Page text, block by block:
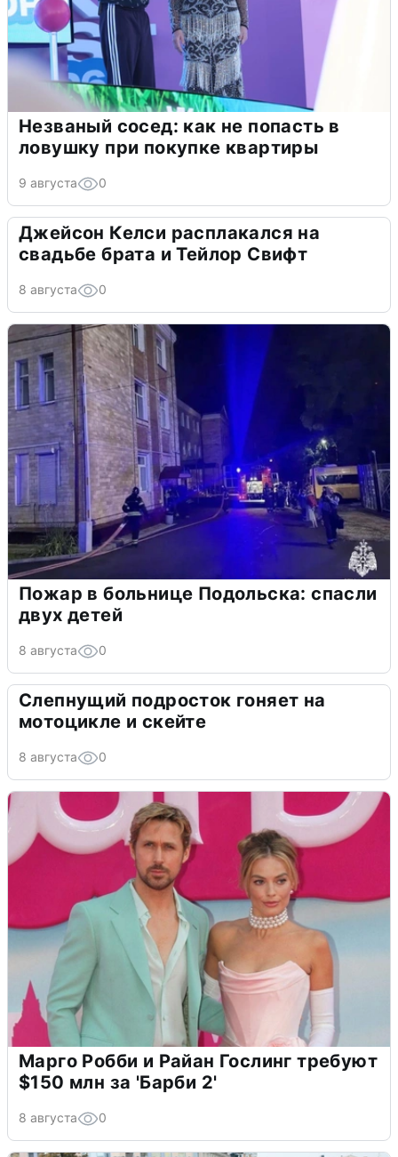
Незваный сосед: как не попасть в
ловушку при покупке квартиры
9 августа 0
Джейсон Келси расплакался на
свадьбе брата и Тейлор Свифт
8 августа 0
Пожар в больнице Подольска: спасли
двух детей
8 августа 0
Слепнущий подросток гоняет на
мотоцикле и скейте
8 августа 0
Марго Робби и Райан Гослинг требуют
$150 млн за 'Барби 2'
8 августа 0